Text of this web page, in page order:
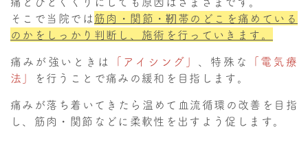
そこで当院では筋肉・関節・靭帯のどこを痛めている
のかをしっかり判断し、施術を行っていきます。
痛みが強いときは
「アイシング」 、特殊な
「電気療
法」
を行うことで痛みの緩和を目指します。
痛みが落ち着いてきたら温めて血流循環の改善を目指
し、筋肉・関節などに柔軟性を出すよう促します。